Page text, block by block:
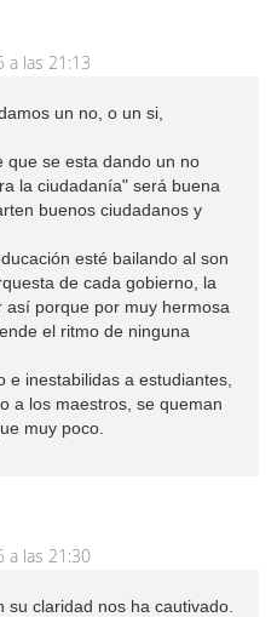
a las 21:13
un no, o un si,
que se esta dando un no
la ciudadanía" será buena
buenos ciudadanos y
esté bailando al son
de cada gobierno, la
porque por muy hermosa
el ritmo de ninguna
e inestabilidas a estudiantes,
a los maestros, se queman
muy poco.
a las 21:30
claridad nos ha cautivado.